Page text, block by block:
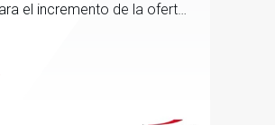
el incremento de la oferta